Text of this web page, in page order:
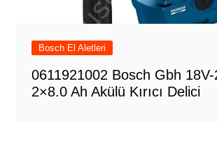
Bosch El Aletleri
0611921002 Bosch Gbh
2×8.0 Ah Akülü Kırıcı Delici